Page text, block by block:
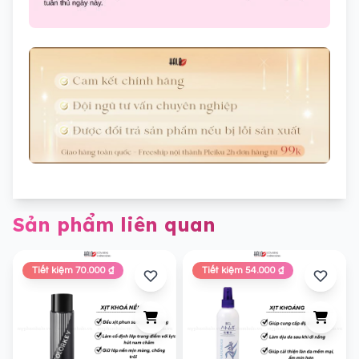
Sản phẩm liên quan
Tiết kiệm 70.000 ₫ Tiết kiệm 54.000 ₫